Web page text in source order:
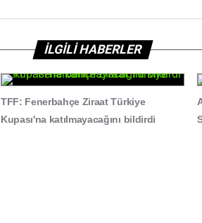
İLGİLİ HABERLER
TFF: Fenerbahçe Ziraat Türkiye
Kupası'na katılmayacağını bildirdi